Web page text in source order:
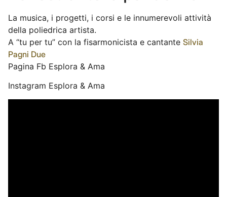
La musica, i progetti, i corsi e le innumerevoli attività
della poliedrica artista.
A “tu per tu” con la fisarmonicista e cantante Silvia
Pagni Due
Pagina Fb Esplora & Ama
Instagram Esplora & Ama